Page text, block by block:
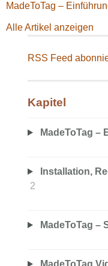
MadeToTag –
Alle Artikel anzeigen
RSS Feed
Kapitel
MadeToTag –
Installation,
2
MadeToTag –
MadeToTag